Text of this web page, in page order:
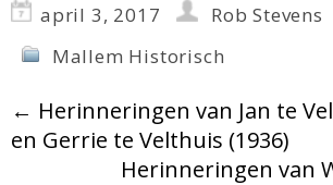
april 3, 2017
Rob Stevens
Mallem Historisch
← Herinneringen van Jan te
en Gerrie te Velthuis (1936)
Herinneringen van